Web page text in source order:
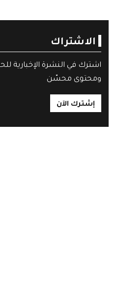
الاشتراك
اشترك في النشرة الإخبارية
ومحتوى محسّن
إشترك الآن